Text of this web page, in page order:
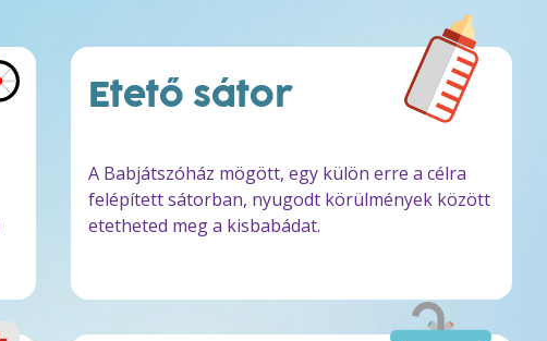
Etető sátor
A Babjátszóház mögött, egy külön erre a célra
felépített sátorban, nyugodt körülmények között
etetheted meg a kisbabádat.